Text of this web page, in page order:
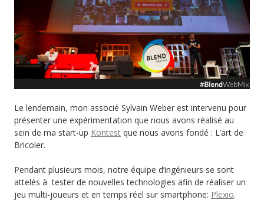
Le lendemain, mon associé Sylvain Weber est intervenu pour
présenter une expérimentation que nous avons réalisé au
sein de ma start-up Kontest que nous avons fondé : L’art de
Bricoler.
Pendant plusieurs mois, notre équipe d’ingénieurs se sont
attelés à tester de nouvelles technologies afin de réaliser un
jeu multi-joueurs et en temps réel sur smartphone: Plexio.